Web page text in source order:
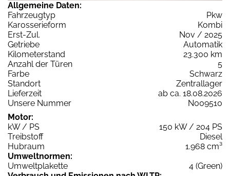
Allgemeine Daten:
Fahrzeugtyp
Pkw
Karosserieform
Kombi
Erst-Zul.
Nov / 2025
Getriebe
Automatik
Kilometerstand
23.300 km
Anzahl der Türen
5
Farbe
Schwarz
Standort
Zentrallager
Lieferzeit
ab ca. 18.08.2026
Unsere Nummer
N009510
Motor:
kW / PS
150 kW / 204 PS
Treibstoff
Diesel
Hubraum
1.968 cm³
Umweltnormen:
Umweltplakette
4 (Green)